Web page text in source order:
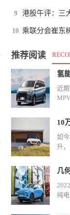
9 港股午评：三
10 乘联分会崔东
推荐阅读
氢
近
10
如
升
几
纯电